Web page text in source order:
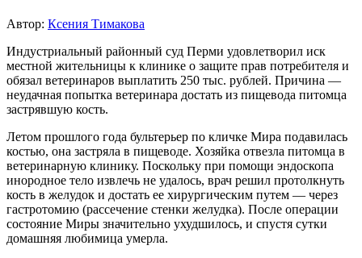
Автор: Ксения Тимакова
Индустриальный районный суд Перми удовлетворил иск
местной жительницы к клинике о защите прав потребителя и
обязал ветеринаров выплатить 250 тыс. рублей. Причина —
неудачная попытка ветеринара достать из пищевода питомца
застрявшую кость.
Летом прошлого года бультерьер по кличке Мира подавилась
костью, она застряла в пищеводе. Хозяйка отвезла питомца в
ветеринарную клинику. Поскольку при помощи эндоскопа
инородное тело извлечь не удалось, врач решил протолкнуть
кость в желудок и достать ее хирургическим путем — через
гастротомию (рассечение стенки желудка). После операции
состояние Миры значительно ухудшилось, и спустя сутки
домашняя любимица умерла.